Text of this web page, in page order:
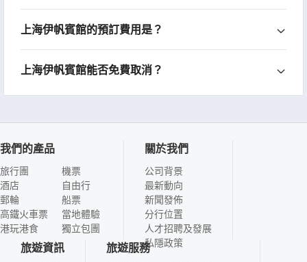
上海伊帆賓館的預訂費用是？
上海伊帆賓館能否免費取消？
我們的產品
旅行團
酒店
郵輪
高鐵火車票
港玩港食
機票
自由行
船票
當地體驗
獨立包團
關於我們
公司背景
最新動向
新聞發佈
分行位置
人才招聘及發展
私隱政策
旅遊資訊 旅遊服務